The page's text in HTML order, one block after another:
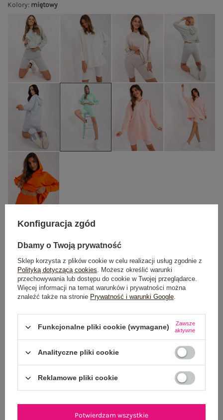
Kolory: miętowy
One size
DODAJ DO KOSZYKA
Możesz kupić także poprzez:
Dostawaod 7,99 zł
Wysyłka wponiedziałek
Konfiguracja zgód
Dbamy o Twoją prywatność
Sklep korzysta z plików cookie w celu realizacji usług zgodnie z
Polityką dotyczącą cookies. Możesz określić warunki
przechowywania lub dostępu do cookie w Twojej przeglądarce.
Więcej informacji na temat warunków i prywatności można
znaleźć także na stronie Prywatność i warunki Google.
Funkcjonalne pliki cookie (wymagane)
Zawsze
aktywne
Analityczne pliki cookie
Reklamowe pliki cookie
Potwierdzam wszystkie